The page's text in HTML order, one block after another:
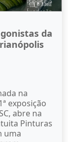
da
na
exposição
abre na
Pinturas
uma